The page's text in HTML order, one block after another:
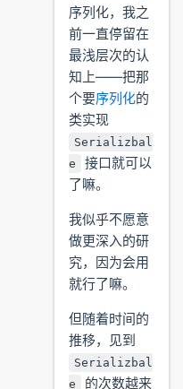
序列化，我之
前一直停留在
最浅层次的认
知上——把那
个要序列化的
类实现
Serializbal
e
接口就可以
了嘛。
我似乎不愿意
做更深入的研
究，因为会用
就行了嘛。
但随着时间的
推移，见到
Serializbal
e
的次数越来